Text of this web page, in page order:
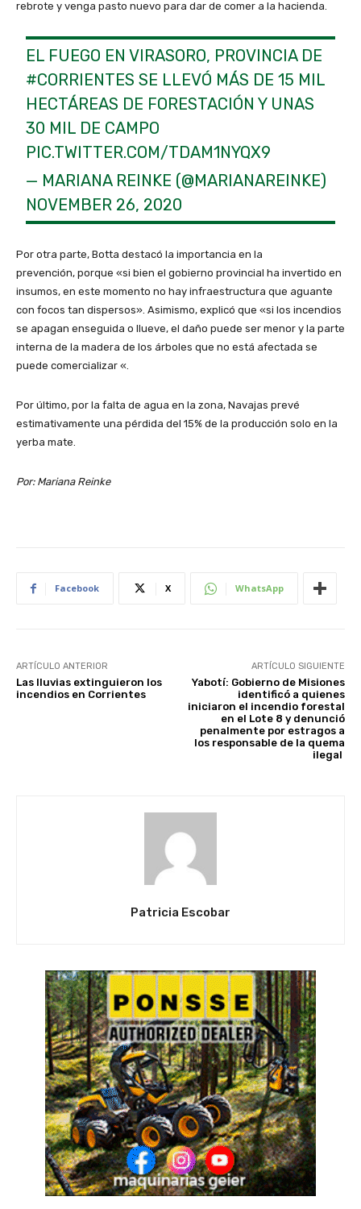
rebrote y venga pasto nuevo para dar de comer a la hacienda.
EL FUEGO EN VIRASORO, PROVINCIA DE
#CORRIENTES SE LLEVÓ MÁS DE 15 MIL
HECTÁREAS DE FORESTACIÓN Y UNAS
30 MIL DE CAMPO
PIC.TWITTER.COM/TDAM1NYQX9
— MARIANA REINKE (@MARIANAREINKE)
NOVEMBER 26, 2020
Por otra parte, Botta destacó la importancia en la
prevención, porque «si bien el gobierno provincial ha invertido en
insumos, en este momento no hay infraestructura que aguante
con focos tan dispersos». Asimismo, explicó que «si los incendios
se apagan enseguida o llueve, el daño puede ser menor y la parte
interna de la madera de los árboles que no está afectada se
puede comercializar «.
Por último, por la falta de agua en la zona, Navajas prevé
estimativamente una pérdida del 15% de la producción solo en la
yerba mate.
Por: Mariana Reinke
Facebook X WhatsApp
ARTÍCULO ANTERIOR
Las lluvias extinguieron los
incendios en Corrientes
ARTÍCULO SIGUIENTE
Yabotí: Gobierno de Misiones
identificó a quienes
iniciaron el incendio forestal
en el Lote 8 y denunció
penalmente por estragos a
los responsable de la quema
ilegal
Patricia Escobar